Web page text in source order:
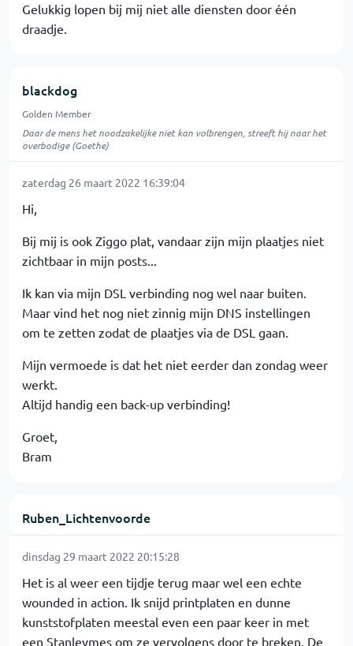
Gelukkig lopen bij mij niet alle diensten door één
draadje.
blackdog
Golden Member
Daar de mens het noodzakelijke niet kan volbrengen, streeft hij naar het
overbodige (Goethe)
zaterdag 26 maart 2022 16:39:04
Hi,
Bij mij is ook Ziggo plat, vandaar zijn mijn plaatjes niet
zichtbaar in mijn posts...
Ik kan via mijn DSL verbinding nog wel naar buiten.
Maar vind het nog niet zinnig mijn DNS instellingen
om te zetten zodat de plaatjes via de DSL gaan.
Mijn vermoede is dat het niet eerder dan zondag weer
werkt.
Altijd handig een back-up verbinding!
Groet,
Bram
Ruben_Lichtenvoorde
dinsdag 29 maart 2022 20:15:28
Het is al weer een tijdje terug maar wel een echte
wounded in action. Ik snijd printplaten en dunne
kunststofplaten meestal even een paar keer in met
een Stanleymes om ze vervolgens door te breken. De